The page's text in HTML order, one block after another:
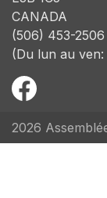
CANADA
(506) 453-2506
(Du lun au ven:
2026